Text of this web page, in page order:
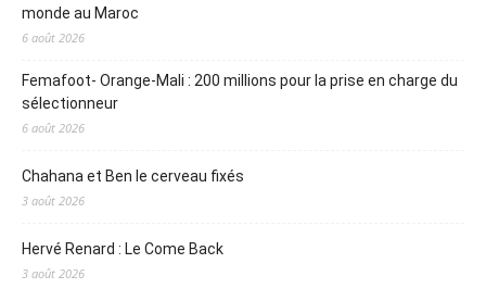
monde au Maroc
6 août 2026
Femafoot- Orange-Mali : 200 millions pour la prise en charge du
sélectionneur
6 août 2026
Chahana et Ben le cerveau fixés
3 août 2026
Hervé Renard : Le Come Back
3 août 2026